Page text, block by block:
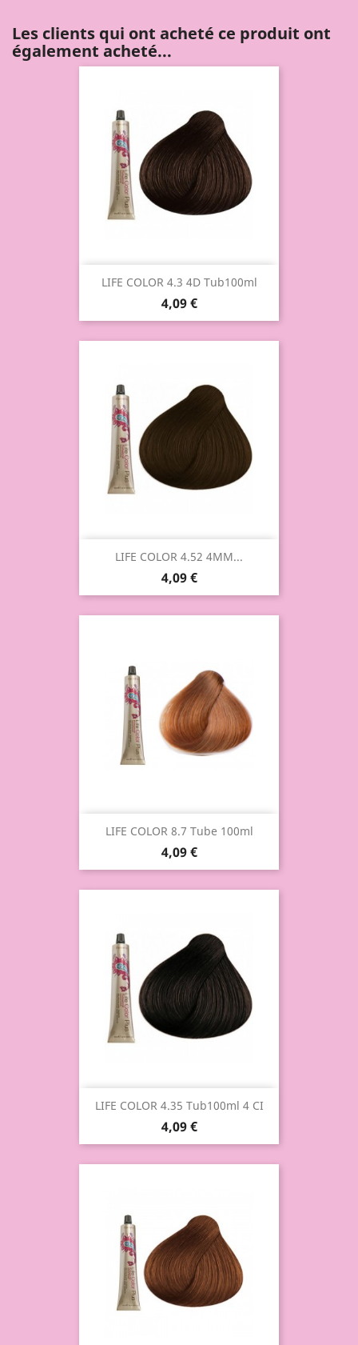
Les clients qui ont acheté ce produit ont
également acheté...
LIFE COLOR 4.3 4D Tub100ml
4,09 €
LIFE COLOR 4.52 4MM...
4,09 €
LIFE COLOR 8.7 Tube 100ml
4,09 €
LIFE COLOR 4.35 Tub100ml 4 CI
4,09 €